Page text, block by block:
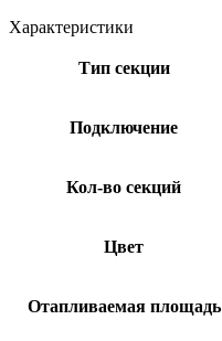
Характеристики
Тип секции
Подключение
Кол-во секций
Цвет
Отапливаемая площадь